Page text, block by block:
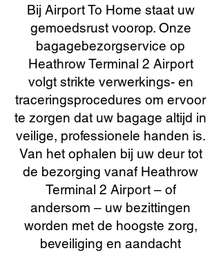
Bij Airport To Home staat uw
gemoedsrust voorop. Onze
bagagebezorgservice op
Heathrow Terminal 2 Airport
volgt strikte verwerkings- en
traceringsprocedures om ervoor
te zorgen dat uw bagage altijd in
veilige, professionele handen is.
Van het ophalen bij uw deur tot
de bezorging vanaf Heathrow
Terminal 2 Airport – of
andersom – uw bezittingen
worden met de hoogste zorg,
beveiliging en aandacht